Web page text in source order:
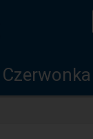
Czerwonka